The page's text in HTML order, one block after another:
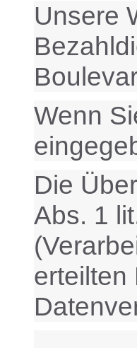
Unsere
Wenn
Die
Abs. 1
erteilten